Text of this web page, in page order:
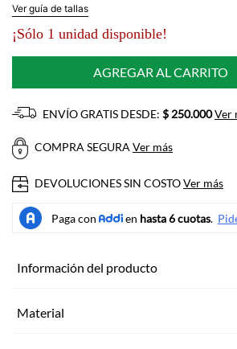
Ver guía de tallas
¡Sólo 1 unidad disponible!
AGREGAR AL CARRITO
ENVÍO GRATIS DESDE: $ 250.000Ver
COMPRA SEGURA Ver más
DEVOLUCIONES SIN COSTOVer más
Información del producto
Material